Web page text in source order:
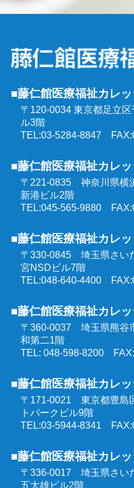
■藤仁館医療福祉カレ
〒120-0034 東京都足立
ル3階
TEL:03-5284-8847
■藤仁館医療福祉カレ
〒221-0835 神奈川県横
新港ビル2階
TEL:045-565-9880
■藤仁館医療福祉カレ
〒330-0845 埼玉県さい
宮NSDビル7階
TEL:048-640-4400
■藤仁館医療福祉カレ
〒360-0037 埼玉県熊谷
和第二1階
TEL: 048-598-8200
■藤仁館医療福祉カレ
〒171-0021 東京都豊島
トパークビル9階
TEL:03-5944-8341
■藤仁館医療福祉カレ
〒336-0017 埼玉県さい
五大雄ビル2階